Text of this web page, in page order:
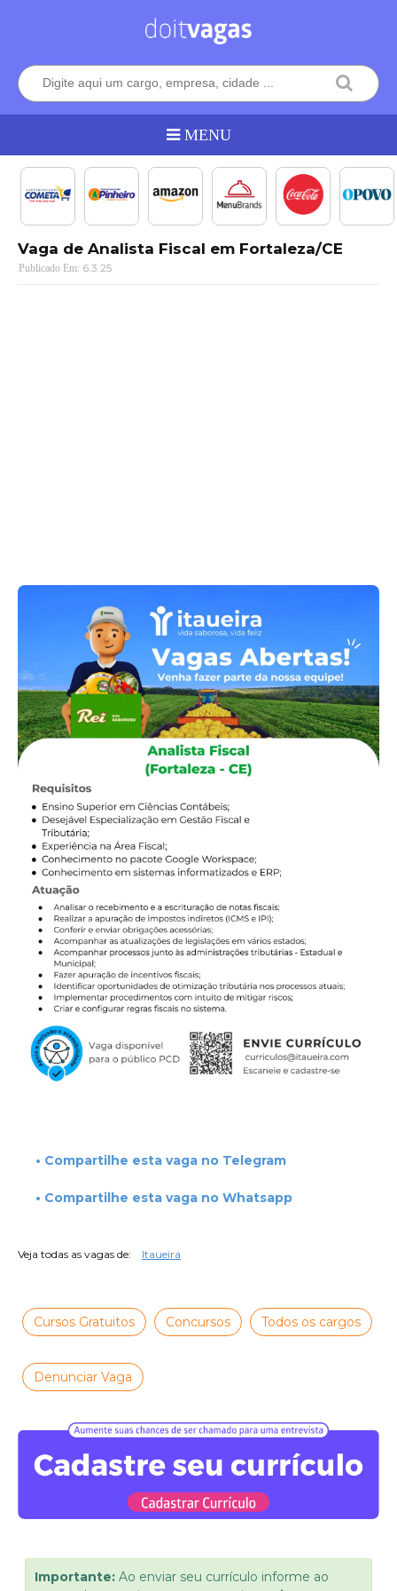
Vaga de Analista Fiscal em Fortaleza/CE
6.3.25
• Compartilhe esta vaga no Telegram
• Compartilhe esta vaga no Whatsapp
Veja todas as vagas de: Itaueira
Cursos Gratuitos Concursos Todos os cargos
Denunciar Vaga
Importante: Ao enviar seu currículo informe ao